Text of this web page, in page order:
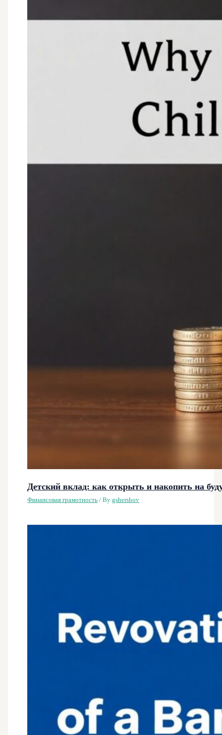
Детский вклад: как открыть и накопить на
Финансовая грамотность / Bygshershov